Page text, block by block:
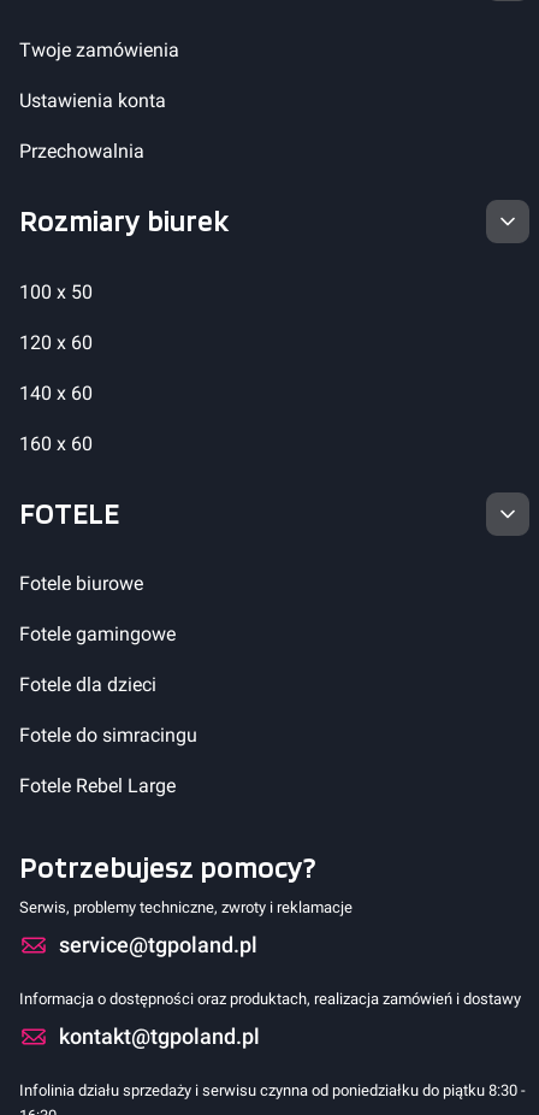
Twoje zamówienia
Ustawienia konta
Przechowalnia
Rozmiary biurek
100 x 50
120 x 60
140 x 60
160 x 60
FOTELE
Fotele biurowe
Fotele gamingowe
Fotele dla dzieci
Fotele do simracingu
Fotele Rebel Large
Potrzebujesz pomocy?
Serwis, problemy techniczne, zwroty i reklamacje
service@tgpoland.pl
Informacja o dostępności oraz produktach, realizacja zamówień i dostawy
kontakt@tgpoland.pl
Infolinia działu sprzedaży i serwisu czynna od poniedziałku do piątku 8:30 -